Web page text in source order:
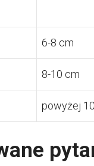
6-8 cm
8-10 cm
powyżej